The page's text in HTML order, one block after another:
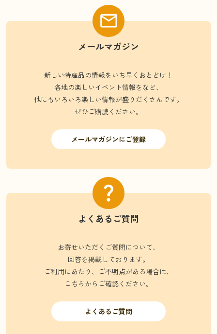
メールマガジン
新しい特産品の情報をいち早くおとどけ！
各地の楽しいイベント情報をなど、
他にもいろいろ楽しい情報が盛りだくさんです。
ぜひご購読ください。
メールマガジンにご登録
よくあるご質問
お寄せいただくご質問について、
回答を掲載しております。
ご利用にあたり、ご不明点がある場合は、
こちらからご確認ください。
よくあるご質問